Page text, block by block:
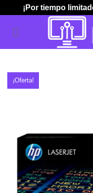
to
content
¡Por tiempo
¡Oferta!